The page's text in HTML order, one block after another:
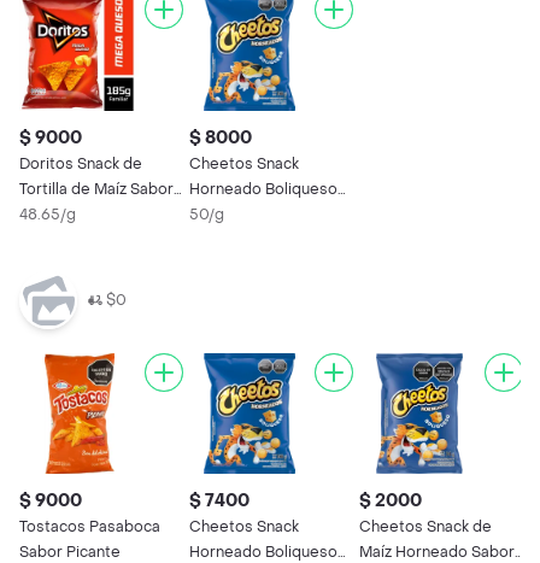
$ 9000
Doritos Snack de
Tortilla de Maíz Sabor
Mega Queso
48.65/g
$ 8000
Cheetos Snack
Horneado Boliqueso
160 g
50/g
$0
$ 9000
Tostacos Pasaboca
Sabor Picante
$ 7400
Cheetos Snack
Horneado Boliqueso
$ 2000
Cheetos Snack de
Maíz Horneado Sabor